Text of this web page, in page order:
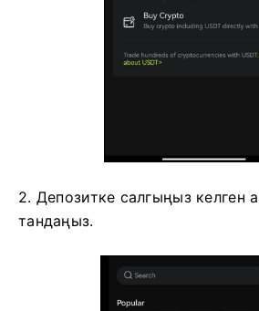
2. Депозитке салгыңыз келген
тандаңыз.